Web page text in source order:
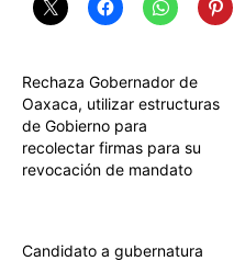
Rechaza Gobernador de
Oaxaca, utilizar estructuras
de Gobierno para
recolectar firmas para su
revocación de mandato
Candidato a gubernatura